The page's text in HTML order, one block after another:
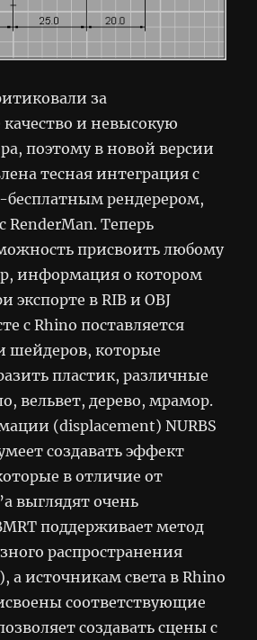
за
качество и невысокую
поэтому в новой версии
тесная интеграция с
бесплатным рендерером,
Теперь
присвоить любому
информация о котором
экспорте в RIB и OBJ
с Rhino поставляется
шейдеров, которые
пластик, различные
вельвет, дерево, мрамор.
(displacement) NURBS
создавать эффект
в отличие от
выглядят очень
поддерживает метод
распространения
а источникам света в Rhino
соответствующие
создавать сцены с